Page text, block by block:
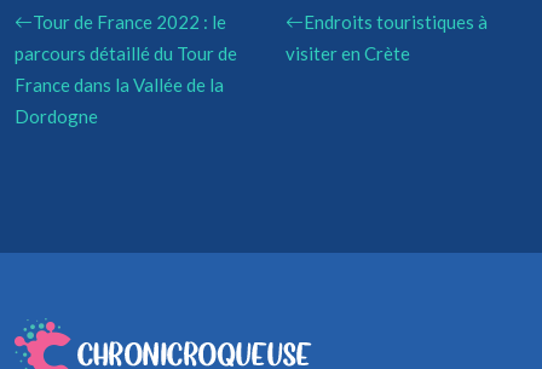
Tour de France 2022 : le
parcours détaillé du Tour de
France dans la Vallée de la
Dordogne
Endroits touristiques à
visiter en Crète